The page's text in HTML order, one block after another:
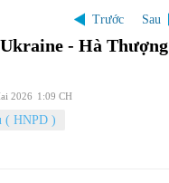
Trước Sau
- Hà Thượng
2026 1:09 CH
( HNPD )